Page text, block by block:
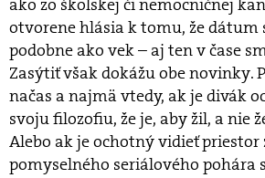
otvorene hlásia k tomu, že dátum
podobne ako vek – aj ten v čase
Zasýtiť však dokážu obe novinky.
načas a najmä vtedy, ak je divák
svoju filozofiu, že je, aby žil, a nie
Alebo ak je ochotný vidieť priestor
pomyselného seriálového pohára